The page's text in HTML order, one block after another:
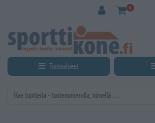
0
Tuotealueet